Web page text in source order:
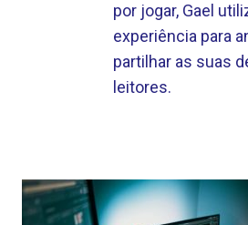
por jogar, Gael
experiência para
partilhar as suas
leitores.